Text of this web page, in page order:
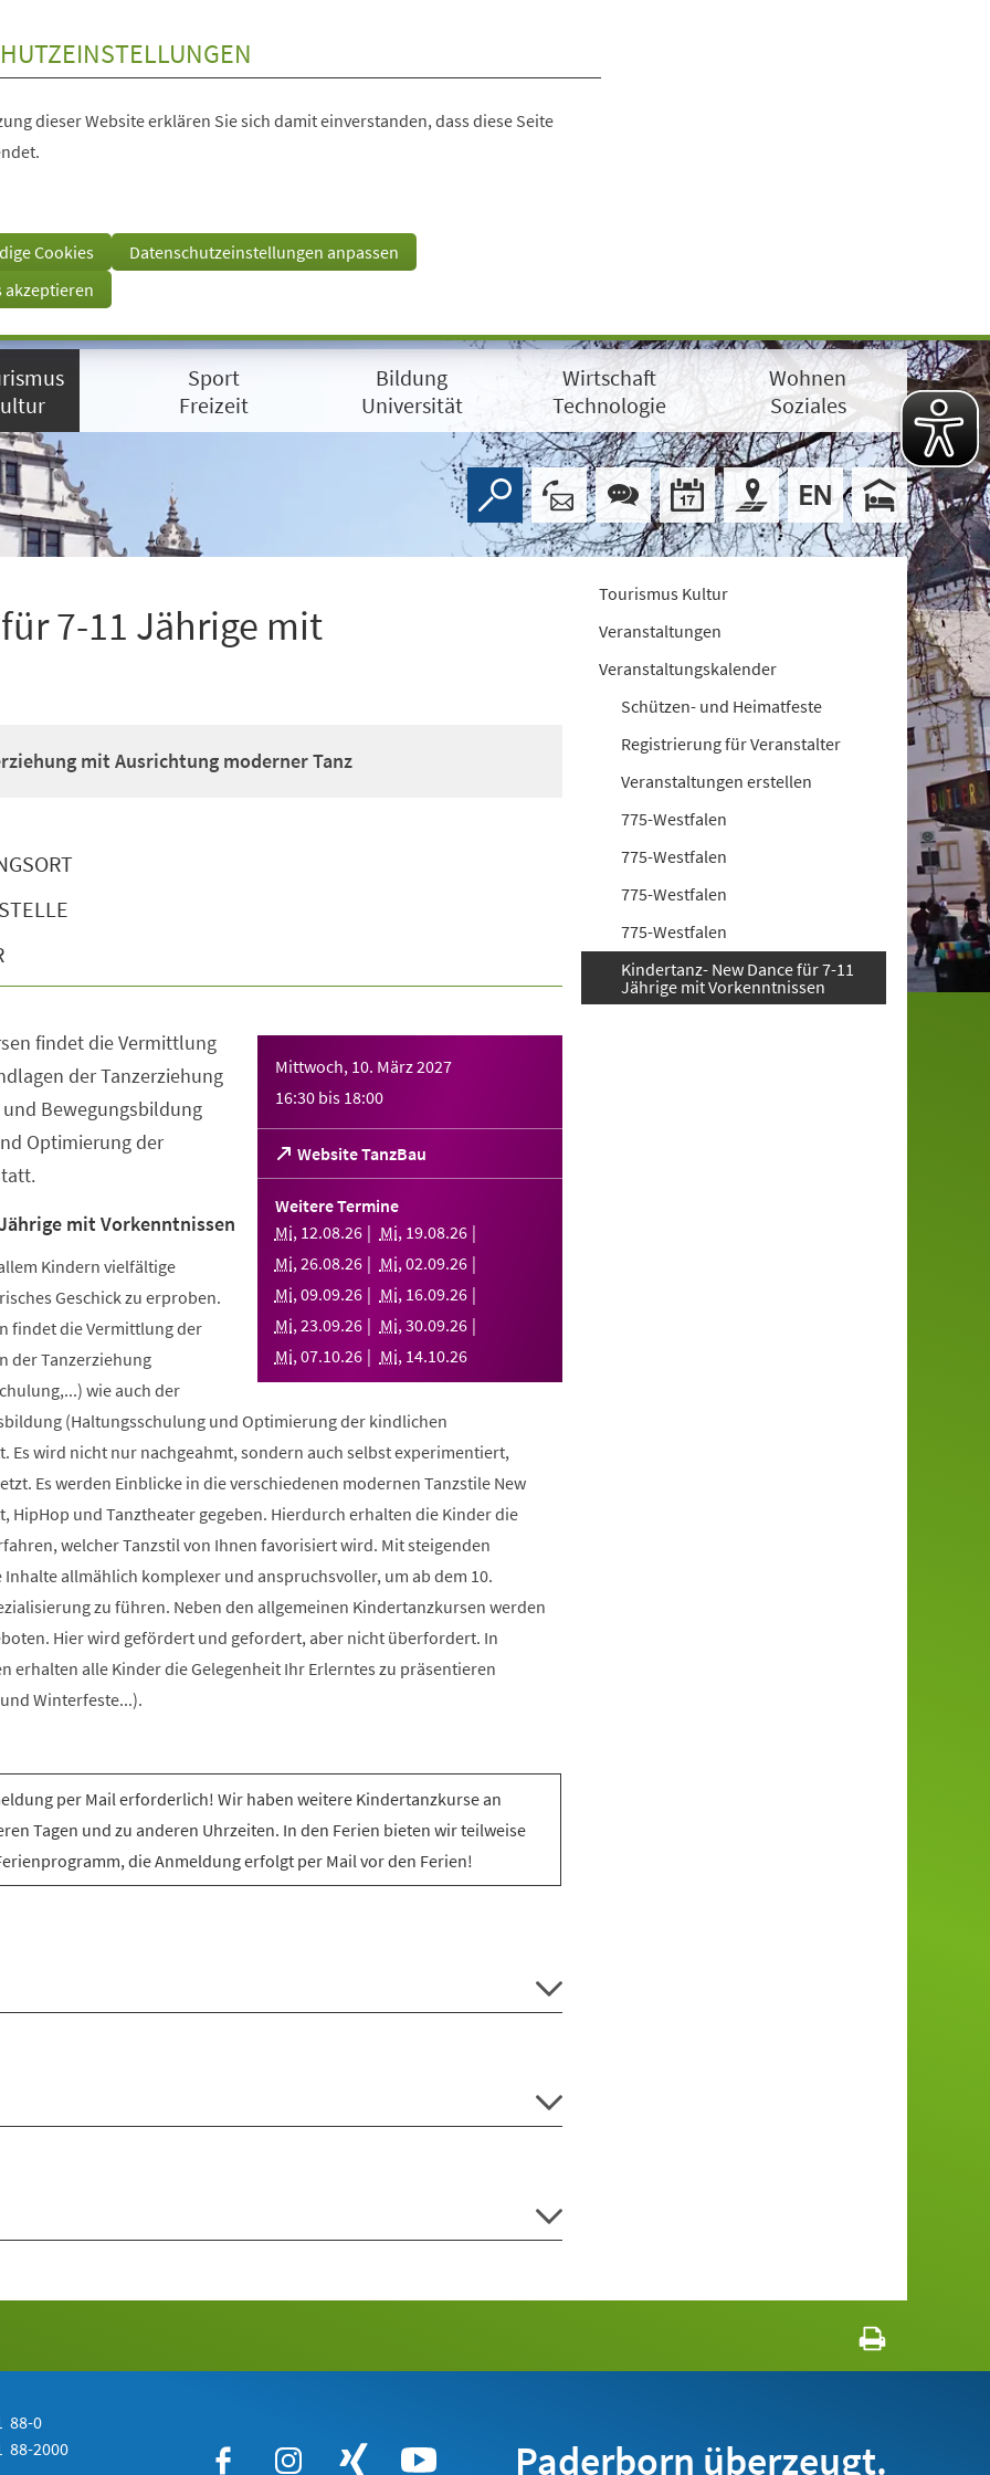
dieser Website erklären Sie sich damit einverstanden, dass diese Seite
Cookies
Datenschutzeinstellungen anpassen
akzeptieren
Sport
Freizeit
Bildung
Universität
Wirtschaft
Technologie
Wohnen
Soziales
7-11 Jährige mit
mit Ausrichtung moderner Tanz
Mittwoch, 10. März 2027
16:30 bis 18:00
Website TanzBau
(Öffnet
in
einem
neuen
Tab)
Weitere Termine
Mi, 12.08.26 Mi, 19.08.26
Mi,26.08.26 Mi,02.09.26
Mi,09.09.26 Mi, 16.09.26
Mi,23.09.26 Mi,30.09.26
Mi,07.10.26 Mi, 14.10.26
findet die Vermittlung
der Tanzerziehung
Bewegungsbildung
Optimierung der
mit Vorkenntnissen
Kindern vielfältige
Geschick zu erproben.
findet die Vermittlung der
der Tanzerziehung
wie auch der
(Haltungsschulung und Optimierung der kindlichen
Es wird nicht nur nachgeahmt, sondern auch selbst experimentiert,
Es werden Einblicke in die verschiedenen modernen Tanzstile New
HipHop und Tanztheater gegeben. Hierdurch erhalten die Kinder die
welcher Tanzstil von Ihnen favorisiert wird. Mit steigenden
allmählich komplexer und anspruchsvoller, um ab dem 10.
zu führen. Neben den allgemeinen Kindertanzkursen werden
Hier wird gefördert und gefordert, aber nicht überfordert. In
erhalten alle Kinder die Gelegenheit Ihr Erlerntes zu präsentieren
Winterfeste...).
per Mail erforderlich! Wir haben weitere Kindertanzkurse an
Tagen und zu anderen Uhrzeiten. In den Ferien bieten wir teilweise
die Anmeldung erfolgt per Mail vor den Ferien!
Tourismus Kultur
Veranstaltungen
Veranstaltungskalender
Schützen- und Heimatfeste
Registrierung für Veranstalter
Veranstaltungen erstellen
775-Westfalen
775-Westfalen
775-Westfalen
775-Westfalen
Kindertanz- New Dance für 7-11
Jährige mit Vorkenntnissen
88-0
88-2000 Paderborn überzeugt.